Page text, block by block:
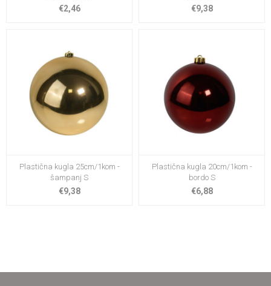
€2,46 €9,38
Plastična kugla 25cm/1kom -
šampanj S
€9,38
Plastična kugla 20cm/1kom -
bordo S
€6,88